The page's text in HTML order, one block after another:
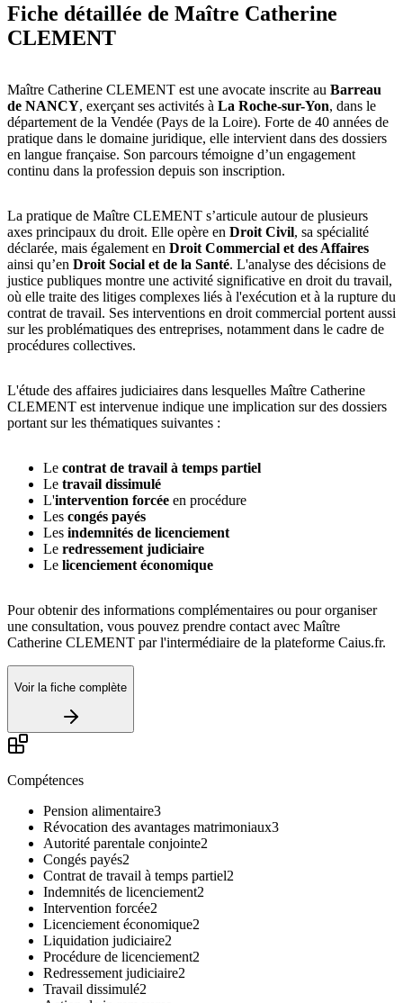
Fiche détaillée de Maître Catherine
CLEMENT
Maître Catherine CLEMENT est une avocate inscrite au Barreau
de NANCY, exerçant ses activités à La Roche-sur-Yon, dans le
département de la Vendée (Pays de la Loire). Forte de 40 années de
pratique dans le domaine juridique, elle intervient dans des dossiers
en langue française. Son parcours témoigne d’un engagement
continu dans la profession depuis son inscription.
La pratique de Maître CLEMENT s’articule autour de plusieurs
axes principaux du droit. Elle opère en Droit Civil, sa spécialité
déclarée, mais également en Droit Commercial et des Affaires
ainsi qu’en Droit Social et de la Santé. L'analyse des décisions de
justice publiques montre une activité significative en droit du travail,
où elle traite des litiges complexes liés à l'exécution et à la rupture du
contrat de travail. Ses interventions en droit commercial portent aussi
sur les problématiques des entreprises, notamment dans le cadre de
procédures collectives.
L'étude des affaires judiciaires dans lesquelles Maître Catherine
CLEMENT est intervenue indique une implication sur des dossiers
portant sur les thématiques suivantes :
Le contrat de travail à temps partiel
Le travail dissimulé
L'intervention forcée en procédure
Les congés payés
Les indemnités de licenciement
Le redressement judiciaire
Le licenciement économique
Pour obtenir des informations complémentaires ou pour organiser
une consultation, vous pouvez prendre contact avec Maître
Catherine CLEMENT par l'intermédiaire de la plateforme Caius.fr.
Voir la fiche complète
Compétences
Pension alimentaire3
Révocation des avantages matrimoniaux3
Autorité parentale conjointe2
Congés payés2
Contrat de travail à temps partiel2
Indemnités de licenciement2
Intervention forcée2
Licenciement économique2
Liquidation judiciaire2
Procédure de licenciement2
Redressement judiciaire2
Travail dissimulé2